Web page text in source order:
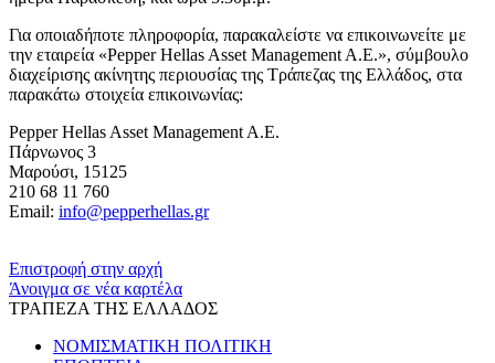
Για οποιαδήποτε πληροφορία, παρακαλείστε να επικοινωνείτε με
την εταιρεία «Pepper Hellas Asset Management A.E.», σύμβουλο
διαχείρισης ακίνητης περιουσίας της Τράπεζας της Ελλάδος, στα
παρακάτω στοιχεία επικοινωνίας:
Pepper Hellas Asset Management A.E.
Πάρνωνος 3
Μαρούσι, 15125
210 68 11 760
Εmail: info@pepperhellas.gr
Επιστροφή στην αρχή
Άνοιγμα σε νέα καρτέλα
ΤΡΑΠΕΖΑ ΤΗΣ ΕΛΛΑΔΟΣ
ΝΟΜΙΣΜΑΤΙΚΗ ΠΟΛΙΤΙΚΗ